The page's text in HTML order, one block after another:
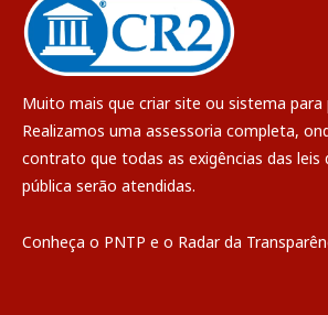
Muito mais que criar site ou sistema para
Realizamos uma assessoria completa,
contrato que todas as exigências das leis
pública serão atendidas.
Conheça o PNTP e o Radar da